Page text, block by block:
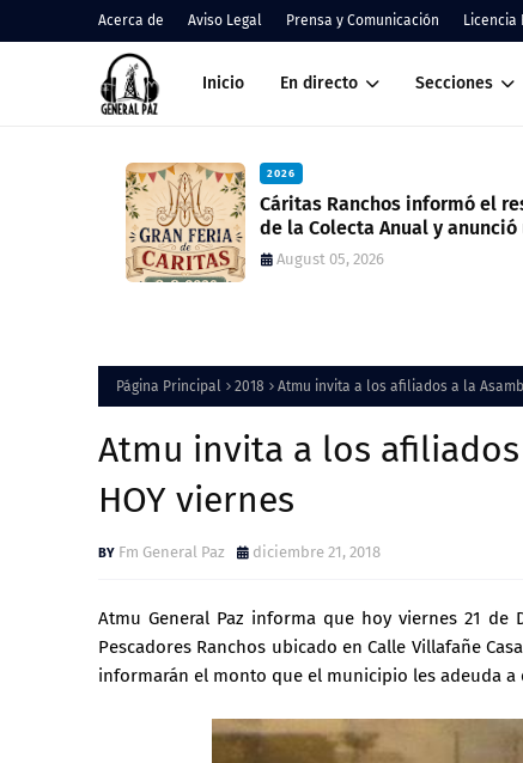
Acerca de Aviso Legal Prensa y Comunicación Licencia
Inicio En directo Secciones
2026
Cáritas Ranchos informó el
de la Colecta Anual y anunció
nueva feria solidaria
August 05, 2026
Página Principal 2018 Atmu invita a los afiliados a la
Atmu invita a los
HOY viernes
Fm General Paz diciembre 21, 2018
Atmu General Paz informa que hoy viernes 21
Pescadores Ranchos ubicado en Calle Villafañe
informarán el monto que el municipio les adeuda